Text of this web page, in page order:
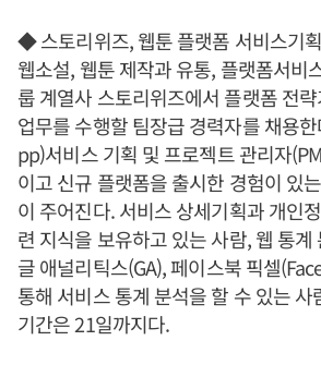
◆ 스토리위즈, 웹툰 플랫폼 서비스기
웹소설, 웹툰 제작과 유통, 플랫폼서비
룹 계열사 스토리위즈에서 플랫폼 전
업무를 수행할 팀장급 경력자를 채용
pp)서비스 기획 및 프로젝트 관리자
이고 신규 플랫폼을 출시한 경험이 있
이 주어진다. 서비스 상세기획과 개인
련 지식을 보유하고 있는 사람, 웹 통
글 애널리틱스(GA), 페이스북 픽셀
통해 서비스 통계 분석을 할 수 있는
기간은 21일까지다.